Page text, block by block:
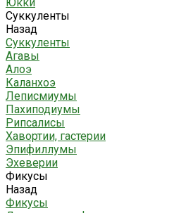
Суккуленты
Назад
Суккуленты
Агавы
Алоэ
Каланхоэ
Леписмиумы
Пахиподиумы
Рипсалисы
Хавортии, гастерии
Эпифиллумы
Эхеверии
Фикусы
Назад
Фикусы